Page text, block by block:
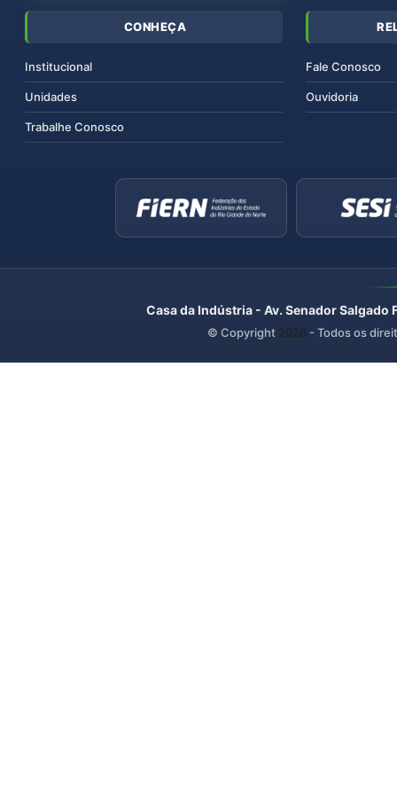
CONHEÇA
Institucional
Unidades
Trabalhe Conosco
Fale Conosco
Ouvidoria
Casa da Indústria - Av. Senador
© Copyright 2026 - Todos os